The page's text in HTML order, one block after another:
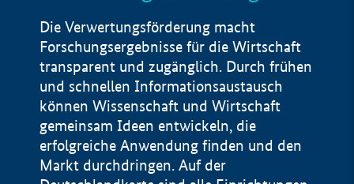
Die Verwertungsförderung macht
Forschungsergebnisse für die Wirtschaft
transparent und zugänglich. Durch frühen
und schnellen Informationsaustausch
können Wissenschaft und Wirtschaft
gemeinsam Ideen entwickeln, die
erfolgreiche Anwendung finden und den
Markt durchdringen. Auf der